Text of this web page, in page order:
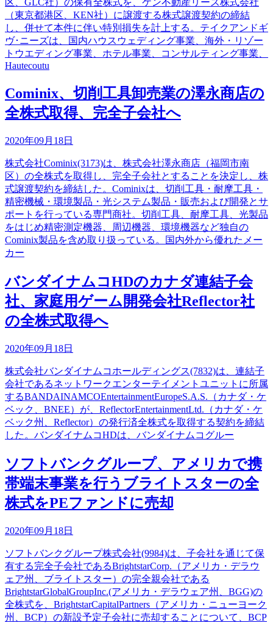
区、GLC社）の保有全株式を、ケン不動産リース株式会社
（東京都港区、KEN社）に譲渡する株式譲渡契約の締結
し、併せて本件に伴い特別損失を計上する。テイクアンドギ
ヴ･ニーズは、国内ハウスウェディング事業、海外・リゾー
トウエディング事業、ホテル事業、コンサルティング事業、
Hautecoutu
Cominix、切削工具卸売業の澤永商店の
全株式取得、完全子会社へ
2020年09月18日
株式会社Cominix(3173)は、株式会社澤永商店（福岡市南
区）の全株式を取得し、完全子会社とすることを決定し、株
式譲渡契約を締結した。Cominixは、切削工具・耐摩工具・
精密機械・環境製品・光システム製品・販売および開発とサ
ポートを行っている専門商社。切削工具、耐摩工具、光製品
をはじめ精密測定機器、周辺機器、環境機器など独自の
Cominix製品を含め取り扱っている。国内外から優れたメー
カー
バンダイナムコHDのカナダ連結子会
社、家庭用ゲーム開発会社Reflector社
の全株式取得へ
2020年09月18日
株式会社バンダイナムコホールディングス(7832)は、連結子
会社であるネットワークエンターテイメントユニットに所属
するBANDAINAMCOEntertainmentEuropeS.A.S.（カナダ・ケ
ベック、BNEE）が、ReflectorEntertainmentLtd.（カナダ・ケ
ベック州、Reflector）の発行済全株式を取得する契約を締結
した。バンダイナムコHDは、バンダイナムコグルー
ソフトバンクグループ、アメリカで携
帯端末事業を行うブライトスターの全
株式をPEファンドに売却
2020年09月18日
ソフトバンクグループ株式会社(9984)は、子会社を通じて保
有する完全子会社であるBrightstarCorp.（アメリカ・デラウ
ェア州、ブライトスター）の完全親会社である
BrightstarGlobalGroupInc.(アメリカ・デラウェア州、BGG)の
全株式を、BrightstarCapitalPartners（アメリカ・ニューヨーク
州、BCP）の新設予定子会社に売却することについて、BCP